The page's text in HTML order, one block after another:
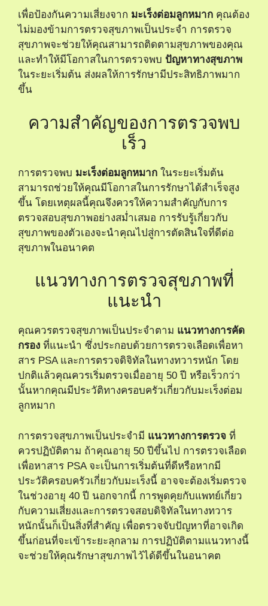
เพื่อป้องกันความเสี่ยงจาก มะเร็งต่อมลูกหมาก คุณต้อง
ไม่มองข้ามการตรวจสุขภาพเป็นประจำ การตรวจ
สุขภาพจะช่วยให้คุณสามารถติดตามสุขภาพของคุณ
และทำให้มีโอกาสในการตรวจพบ ปัญหาทางสุขภาพ
ในระยะเริ่มต้น ส่งผลให้การรักษามีประสิทธิภาพมาก
ขึ้น
ความสำคัญของการตรวจพบ
เร็ว
การตรวจพบ มะเร็งต่อมลูกหมาก ในระยะเริ่มต้น
สามารถช่วยให้คุณมีโอกาสในการรักษาได้สำเร็จสูง
ขึ้น โดยเหตุผลนี้คุณจึงควรให้ความสำคัญกับการ
ตรวจสอบสุขภาพอย่างสม่ำเสมอ การรับรู้เกี่ยวกับ
สุขภาพของตัวเองจะนำคุณไปสู่การตัดสินใจที่ดีต่อ
สุขภาพในอนาคต
แนวทางการตรวจสุขภาพที่
แนะนำ
คุณควรตรวจสุขภาพเป็นประจำตาม แนวทางการคัด
กรอง ที่แนะนำ ซึ่งประกอบด้วยการตรวจเลือดเพื่อหา
สาร PSA และการตรวจดิจิทัลในทางทวารหนัก โดย
ปกติแล้วคุณควรเริ่มตรวจเมื่ออายุ 50 ปี หรือเร็วกว่า
นั้นหากคุณมีประวัติทางครอบครัวเกี่ยวกับมะเร็งต่อม
ลูกหมาก
การตรวจสุขภาพเป็นประจำมี แนวทางการตรวจ ที่
ควรปฏิบัติตาม ถ้าคุณอายุ 50 ปีขึ้นไป การตรวจเลือด
เพื่อหาสาร PSA จะเป็นการเริ่มต้นที่ดีหรือหากมี
ประวัติครอบครัวเกี่ยวกับมะเร็งนี้ อาจจะต้องเริ่มตรวจ
ในช่วงอายุ 40 ปี นอกจากนี้ การพูดคุยกับแพทย์เกี่ยว
กับความเสี่ยงและการตรวจสอบดิจิทัลในทางทวาร
หนักนั้นก็เป็นสิ่งที่สำคัญ เพื่อตรวจจับปัญหาที่อาจเกิด
ขึ้นก่อนที่จะเข้าระยะลุกลาม การปฏิบัติตามแนวทางนี้
จะช่วยให้คุณรักษาสุขภาพไว้ได้ดีขึ้นในอนาคต